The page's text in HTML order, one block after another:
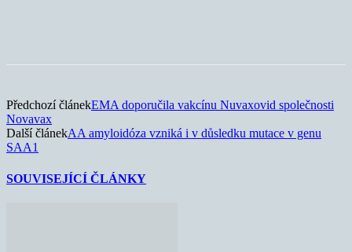
Předchozí článekEMA doporučila vakcínu Nuvaxovid společnosti
Novavax
Další článekAA amyloidóza vzniká i v důsledku mutace v genu
SAA1
SOUVISEJÍCÍ ČLÁNKY